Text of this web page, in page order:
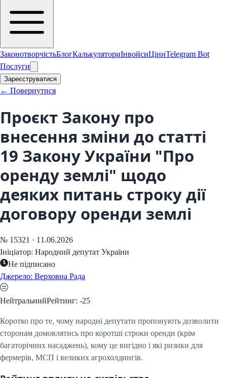
ЗаконотворчістьБлогКалькуляториІнвойсиЦіниTelegram Bot
Послуги
Зареєструватися
← Повернутися
Проєкт Закону про
внесення зміни до статті
19 Закону України "Про
оренду землі" щодо
деяких питань строку дії
договору оренди землі
№ 15321 · 11.06.2026
Ініціатор: Народний депутат України
Не підписано
Джерело: Верховна Рада
НейтральнийРейтинг: -25
Коротко про те, чому народні депутати пропонують дозволити
сторонам домовлятись про коротші строки оренди (крім
багаторічних насаджень), кому це вигідно і які ризики для
фермерів, МСП і великих агрохолдингів.